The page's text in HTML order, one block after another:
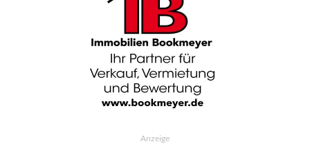
Anzeige